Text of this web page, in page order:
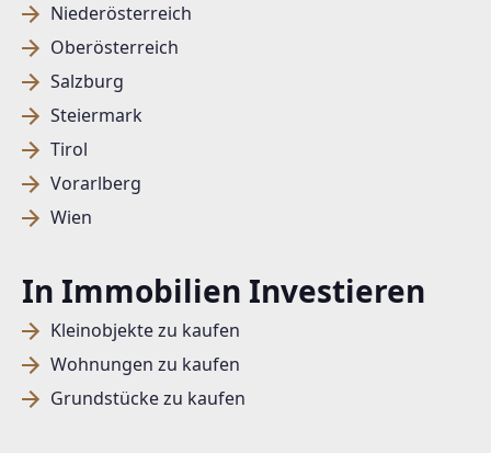
Niederösterreich
Oberösterreich
Salzburg
Steiermark
Tirol
Vorarlberg
Wien
In Immobilien Investieren
Kleinobjekte zu kaufen
Wohnungen zu kaufen
Grundstücke zu kaufen